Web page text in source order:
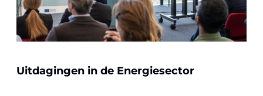
Uitdagingen in de Energiesector